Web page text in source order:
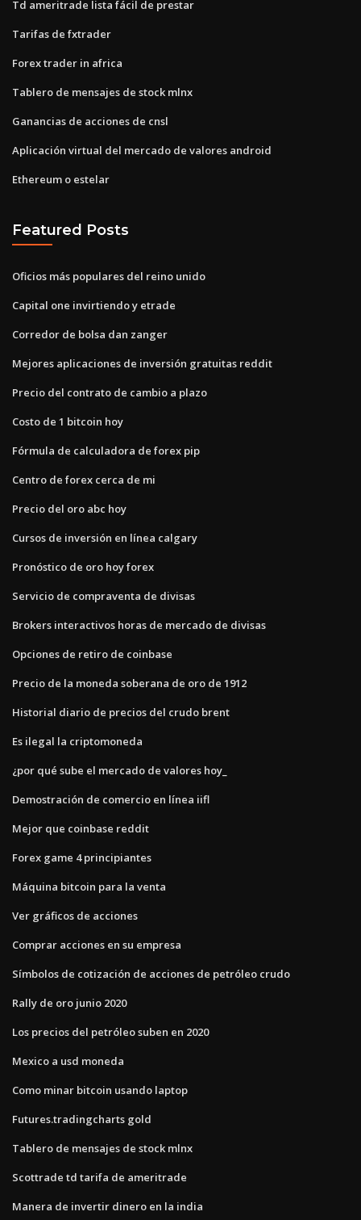
Td ameritrade lista fácil de prestar
Tarifas de fxtrader
Forex trader in africa
Tablero de mensajes de stock mlnx
Ganancias de acciones de cnsl
Aplicación virtual del mercado de valores android
Ethereum o estelar
Featured Posts
Oficios más populares del reino unido
Capital one invirtiendo y etrade
Corredor de bolsa dan zanger
Mejores aplicaciones de inversión gratuitas reddit
Precio del contrato de cambio a plazo
Costo de 1 bitcoin hoy
Fórmula de calculadora de forex pip
Centro de forex cerca de mi
Precio del oro abc hoy
Cursos de inversión en línea calgary
Pronóstico de oro hoy forex
Servicio de compraventa de divisas
Brokers interactivos horas de mercado de divisas
Opciones de retiro de coinbase
Precio de la moneda soberana de oro de 1912
Historial diario de precios del crudo brent
Es ilegal la criptomoneda
¿por qué sube el mercado de valores hoy_
Demostración de comercio en línea iifl
Mejor que coinbase reddit
Forex game 4 principiantes
Máquina bitcoin para la venta
Ver gráficos de acciones
Comprar acciones en su empresa
Símbolos de cotización de acciones de petróleo crudo
Rally de oro junio 2020
Los precios del petróleo suben en 2020
Mexico a usd moneda
Como minar bitcoin usando laptop
Futures.tradingcharts gold
Tablero de mensajes de stock mlnx
Scottrade td tarifa de ameritrade
Manera de invertir dinero en la india